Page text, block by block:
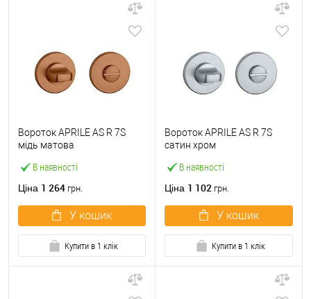
В наявності
Вороток APRILE AS R 7S
мідь матова
Ціна 1 264 грн.
У кошик
Купити в 1 клік
В наявності
Вороток APRILE AS R 7S
сатин хром
Ціна 1 102 грн.
У кошик
Купити в 1 клік